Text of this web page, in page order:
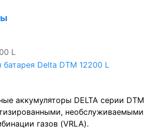
L
аккумуляторы DELTA серии DTM
необслуживаемыми
газов (VRLA).